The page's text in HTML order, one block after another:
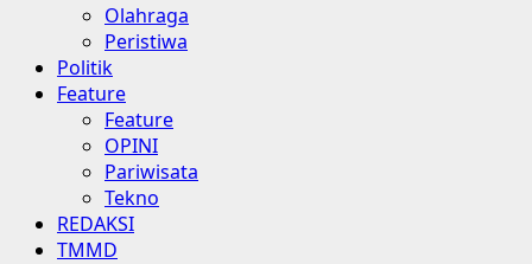
Olahraga
Peristiwa
Politik
Feature
Feature
OPINI
Pariwisata
Tekno
REDAKSI
TMMD